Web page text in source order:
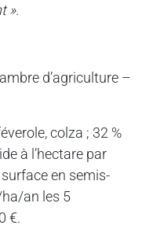
».
d’agriculture –
colza ; 32 %
à l’hectare par
en semis-
ha/an les 5
€.